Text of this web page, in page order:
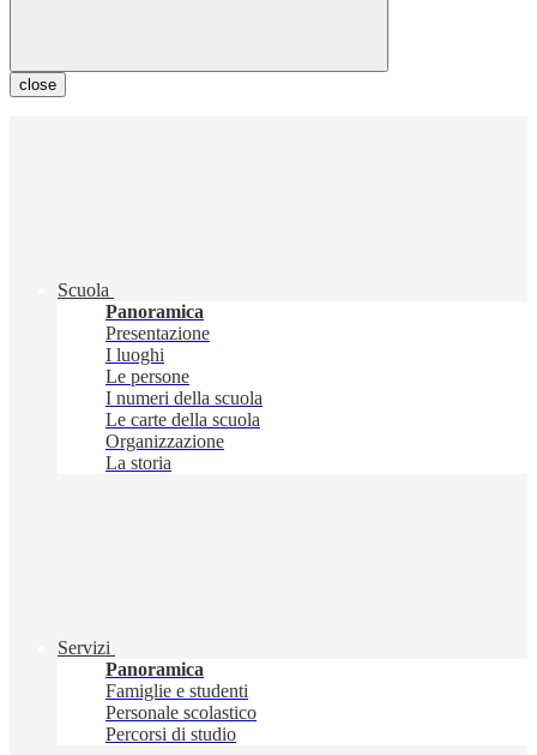
close
Scuola
Panoramica
Presentazione
I luoghi
Le persone
I numeri della scuola
Le carte della scuola
Organizzazione
La storia
Servizi
Panoramica
Famiglie e studenti
Personale scolastico
Percorsi di studio